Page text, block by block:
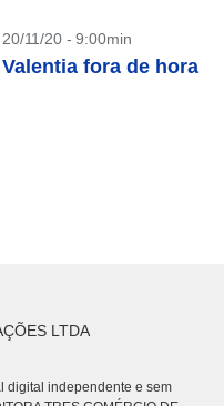
20/11/20 - 9:00min
Valentia fora de hora
LTDA
digital independente e sem